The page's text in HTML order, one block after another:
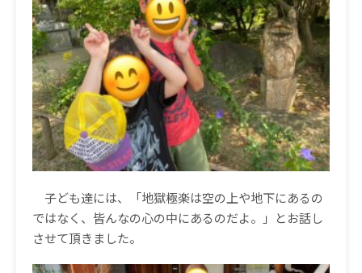
子ども達には、「地獄極楽は空の上や地下にあるの
ではなく、皆んなの心の中にあるのだよ。」とお話し
させて頂きました。